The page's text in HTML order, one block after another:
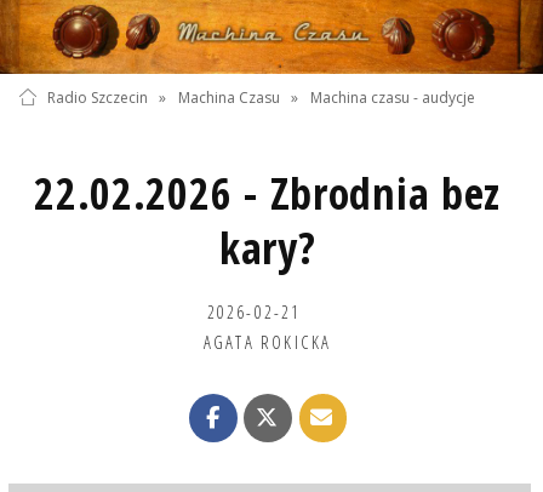
Radio Szczecin » Machina Czasu » Machina czasu - audycje
22.02.2026 - Zbrodnia bez
kary?
2026-02-21
AGATA ROKICKA